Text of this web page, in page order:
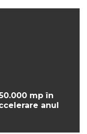
mp în
anul